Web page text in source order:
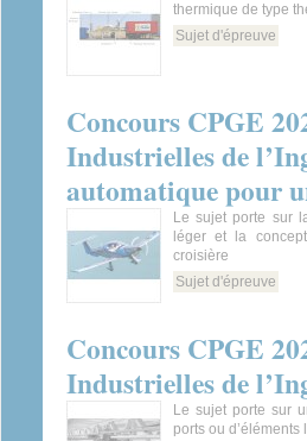
thermique de type
Sujet d'épreuve
Concours CPGE
Industrielles de
automatique pour
Le sujet porte sur
léger et la
croisière
Sujet d'épreuve
Concours CPGE
Industrielles de
Le sujet porte sur
ports ou